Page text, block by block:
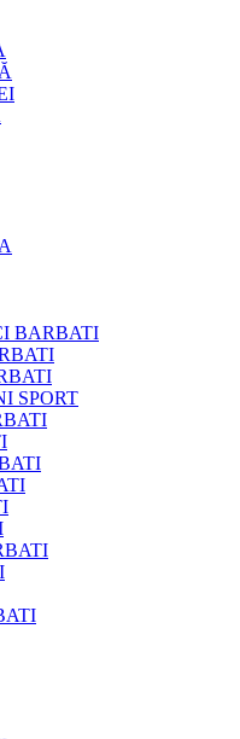
BARBATI
SPORT